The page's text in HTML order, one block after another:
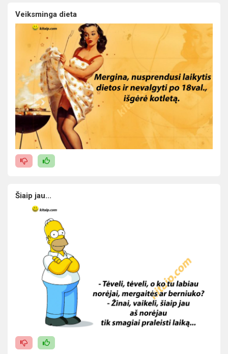
Veiksminga dieta
Šiaip jau...